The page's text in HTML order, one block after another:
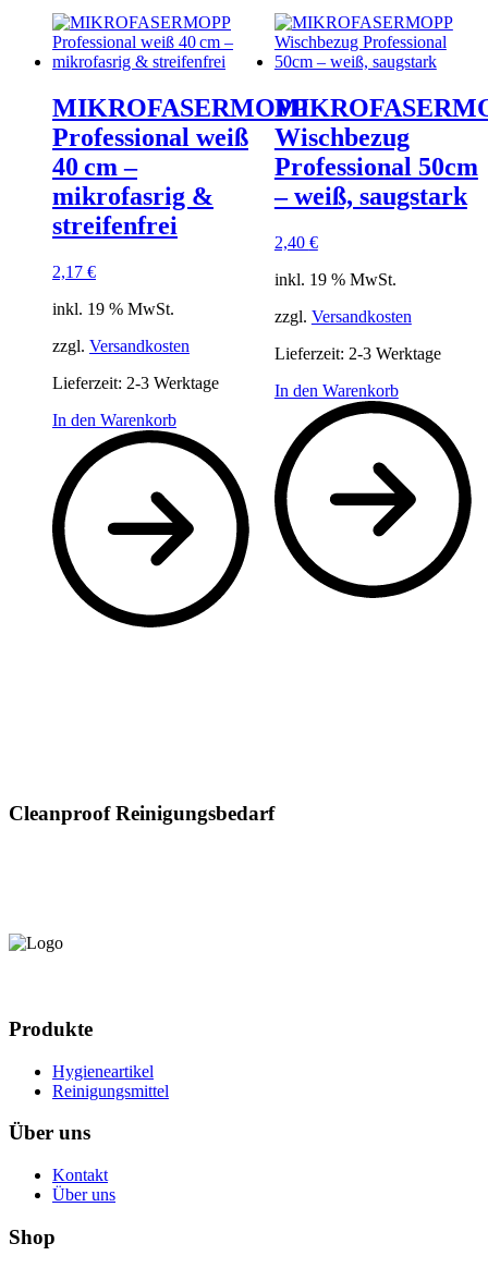
MIKROFASERMOPP
Professional weiß
40 cm –
mikrofasrig &
streifenfrei
2,17 €
inkl. 19 % MwSt.
zzgl. Versandkosten
Lieferzeit: 2-3 Werktage
In den Warenkorb
Wischbezug
Professional 50cm
– weiß, saugstark
2,40 €
inkl. 19 % MwSt.
zzgl. Versandkosten
Lieferzeit: 2-3 Werktage
In den Warenkorb
Cleanproof Reinigungsbedarf
Produkte
Hygieneartikel
Reinigungsmittel
Über uns
Kontakt
Über uns
Shop